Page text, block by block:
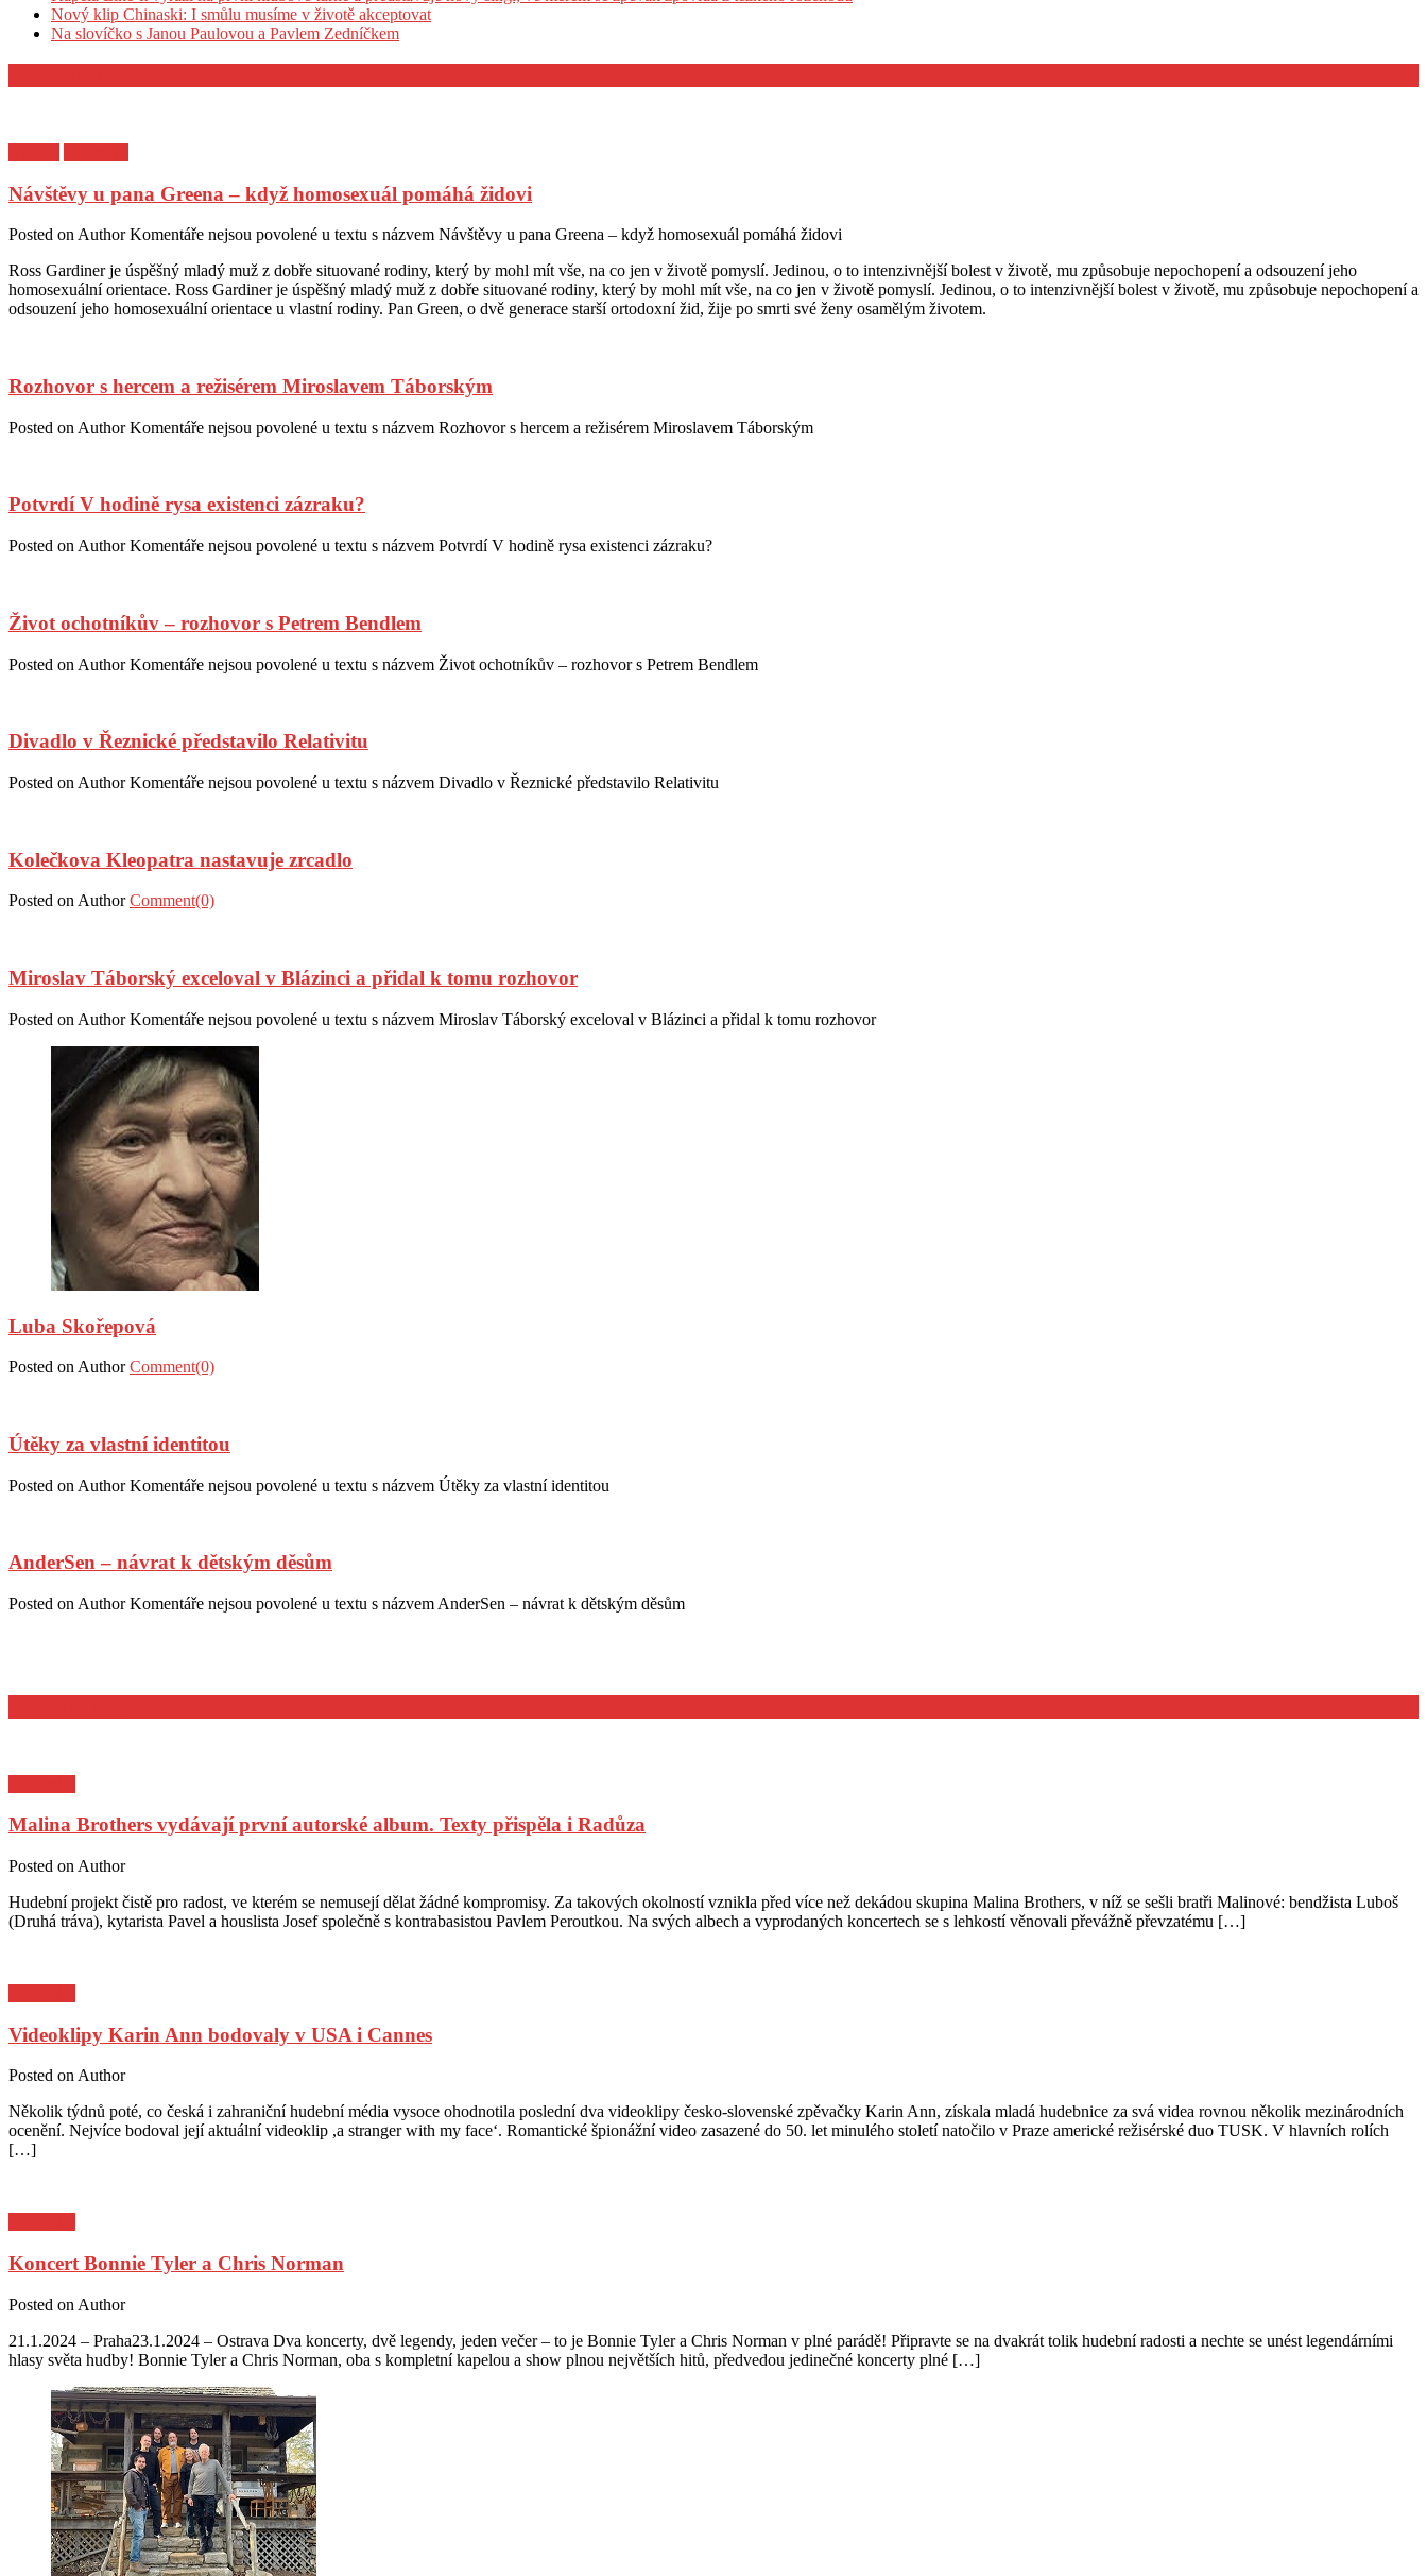
Nový klip Chinaski: I smůlu musíme v životě akceptovat
Na slovíčko s Janou Paulovou a Pavlem Zedníčkem
Návštěvy u pana Greena – když homosexuál pomáhá židovi
Posted on Author Komentáře nejsou povolené u textu s názvem Návštěvy u pana Greena – když homosexuál pomáhá židovi
Ross Gardiner je úspěšný mladý muž z dobře situované rodiny, který by mohl mít vše, na co jen v životě pomyslí. Jedinou, o to intenzivnější bolest v životě, mu způsobuje nepochopení a odsouzení jeho
homosexuální orientace. Ross Gardiner je úspěšný mladý muž z dobře situované rodiny, který by mohl mít vše, na co jen v životě pomyslí. Jedinou, o to intenzivnější bolest v životě, mu způsobuje nepochopení a
odsouzení jeho homosexuální orientace u vlastní rodiny. Pan Green, o dvě generace starší ortodoxní žid, žije po smrti své ženy osamělým životem.
Rozhovor s hercem a režisérem Miroslavem Táborským
Posted on Author Komentáře nejsou povolené u textu s názvem Rozhovor s hercem a režisérem Miroslavem Táborským
Potvrdí V hodině rysa existenci zázraku?
Posted on Author Komentáře nejsou povolené u textu s názvem Potvrdí V hodině rysa existenci zázraku?
Život ochotníkův – rozhovor s Petrem Bendlem
Posted on Author Komentáře nejsou povolené u textu s názvem Život ochotníkův – rozhovor s Petrem Bendlem
Divadlo v Řeznické představilo Relativitu
Posted on Author Komentáře nejsou povolené u textu s názvem Divadlo v Řeznické představilo Relativitu
Kolečkova Kleopatra nastavuje zrcadlo
Posted onAuthor Comment(0)
Miroslav Táborský exceloval v Blázinci a přidal k tomu rozhovor
Posted on Author Komentáře nejsou povolené u textu s názvem Miroslav Táborský exceloval v Blázinci a přidal k tomu rozhovor
Luba Skořepová
Posted on Author Comment(0)
Útěky za vlastní identitou
Posted on Author Komentáře nejsou povolené u textu s názvem Útěky za vlastní identitou
AnderSen – návrat k dětským děsům
Posted on Author Komentáře nejsou povolené u textu s názvem AnderSen – návrat k dětským děsům
Malina Brothers vydávají první autorské album. Texty přispěla i Radůza
Posted on Author
Hudební projekt čistě pro radost, ve kterém se nemusejí dělat žádné kompromisy. Za takových okolností vznikla před více než dekádou skupina Malina Brothers, v níž se sešli bratři Malinové: bendžista Luboš
(Druhá tráva), kytarista Pavel a houslista Josef společně s kontrabasistou Pavlem Peroutkou. Na svých albech a vyprodaných koncertech se s lehkostí věnovali převážně převzatému […]
Videoklipy Karin Ann bodovaly v USA i Cannes
Posted onAuthor
Několik týdnů poté, co česká i zahraniční hudební média vysoce ohodnotila poslední dva videoklipy česko-slovenské zpěvačky Karin Ann, získala mladá hudebnice za svá videa rovnou několik mezinárodních
ocenění. Nejvíce bodoval její aktuální videoklip ,a stranger with my face‘. Romantické špionážní video zasazené do 50. let minulého století natočilo v Praze americké režisérské duo TUSK. V hlavních rolích
[…]
Koncert Bonnie Tyler a Chris Norman
Posted on Author
21.1.2024 – Praha23.1.2024 – Ostrava Dva koncerty, dvě legendy, jeden večer – to je Bonnie Tyler a Chris Norman v plné parádě! Připravte se na dvakrát tolik hudební radosti a nechte se unést legendárními
hlasy světa hudby! Bonnie Tyler a Chris Norman, oba s kompletní kapelou a show plnou největších hitů, předvedou jedinečné koncerty plné […]